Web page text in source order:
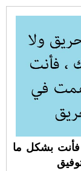
فأنت بشكل ما